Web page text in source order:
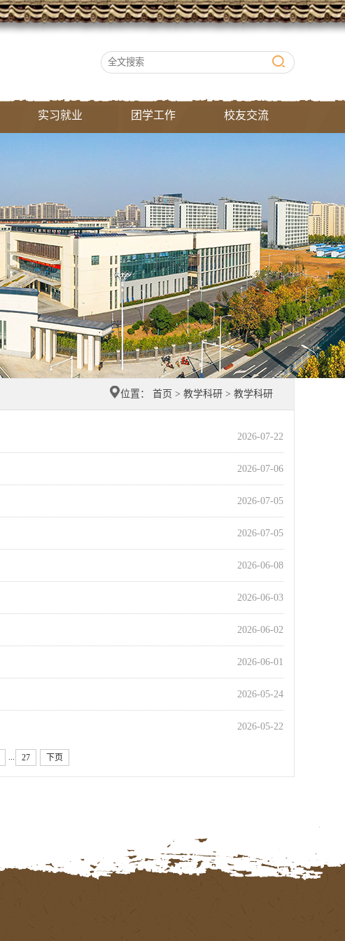
实习就业 团学工作 校友交流
位置： 首页 > 教学科研 > 教学科研
2026-07-22
2026-07-06
2026-07-05
2026-07-05
2026-06-08
2026-06-03
2026-06-02
2026-06-01
2026-05-24
2026-05-22
27 下页